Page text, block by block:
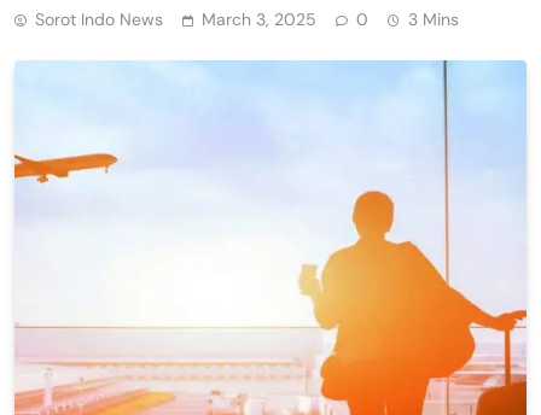
Sorot Indo News March 3, 2025 0 3 Mins